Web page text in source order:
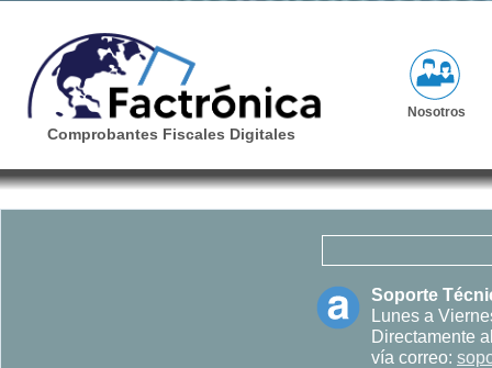
Comprobantes Fiscales Digitales
Nosotros
Soporte
Lunes a
Directamente
vía correo: